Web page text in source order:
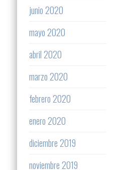
junio 2020
mayo 2020
abril 2020
marzo 2020
febrero 2020
enero 2020
diciembre 2019
noviembre 2019